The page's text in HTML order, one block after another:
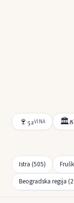
🍷 52VINA 🏛8
Istra (505)
Beogradska regija